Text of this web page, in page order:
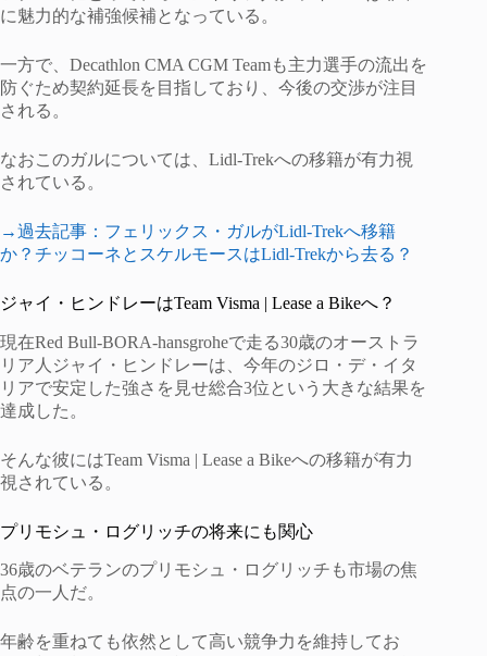
に魅力的な補強候補となっている。
一方で、Decathlon CMA CGM Teamも主力選手の流出を
防ぐため契約延長を目指しており、今後の交渉が注目
される。
なおこのガルについては、Lidl-Trekへの移籍が有力視
されている。
→過去記事：フェリックス・ガルがLidl-Trekへ移籍
か？チッコーネとスケルモースはLidl-Trekから去る？
ジャイ・ヒンドレーはTeam Visma | Lease a Bikeへ？
現在Red Bull-BORA-hansgroheで走る30歳のオーストラ
リア人ジャイ・ヒンドレーは、今年のジロ・デ・イタ
リアで安定した強さを見せ総合3位という大きな結果を
達成した。
そんな彼にはTeam Visma | Lease a Bikeへの移籍が有力
視されている。
プリモシュ・ログリッチの将来にも関心
36歳のベテランのプリモシュ・ログリッチも市場の焦
点の一人だ。
年齢を重ねても依然として高い競争力を維持してお